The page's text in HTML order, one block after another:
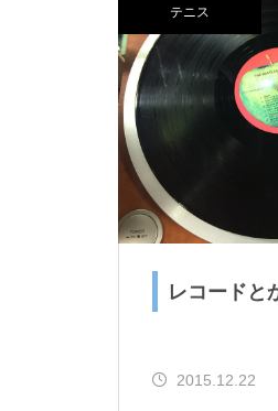
テニス
レコードと
2015.12.22